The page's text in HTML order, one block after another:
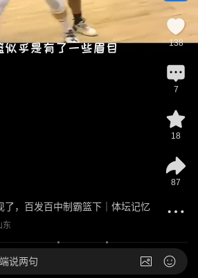
了，百发百中制霸篮下｜体坛记忆
东
138
7
18
87
说两句